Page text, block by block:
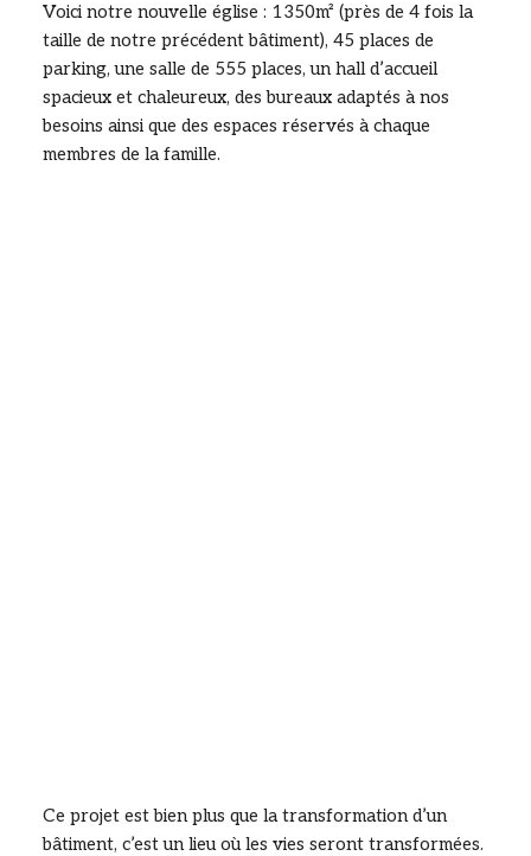
Voici notre nouvelle église : 1350m² (près de 4 fois la
taille de notre précédent bâtiment), 45 places de
parking, une salle de 555 places, un hall d’accueil
spacieux et chaleureux, des bureaux adaptés à nos
besoins ainsi que des espaces réservés à chaque
membres de la famille.
Ce projet est bien plus que la transformation d’un
bâtiment, c’est un lieu où les vies seront transformées.